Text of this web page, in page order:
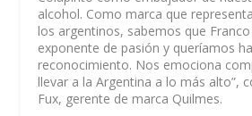
alcohol. Como marca que
los argentinos, sabemos que
exponente de pasión y queríamos
reconocimiento. Nos emociona
llevar a la Argentina a lo más alto”,
Fux, gerente de marca Quilmes.